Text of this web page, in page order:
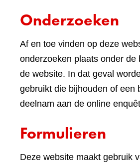
Onderzoeken
Af en toe vinden op deze
onderzoeken plaats onder de
de website. In dat geval
gebruikt die bijhouden of een
deelnam aan de online
Formulieren
Deze website maakt gebruik